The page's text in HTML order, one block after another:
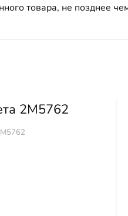
товара, не позднее
2M5762